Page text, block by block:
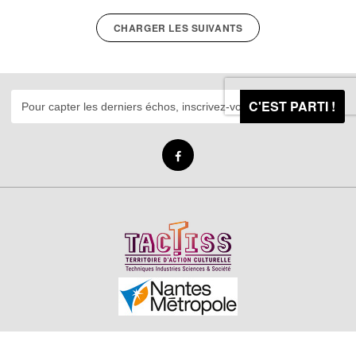
CHARGER LES SUIVANTS
C'EST PARTI !